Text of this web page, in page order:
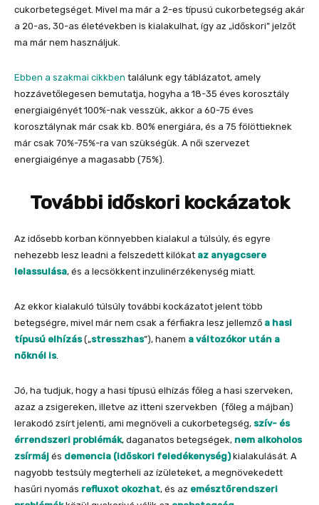
cukorbetegséget. Mivel ma már a 2-es típusú cukorbetegség akár
a 20-as, 30-as életévekben is kialakulhat, így az „időskori” jelzőt
ma már nem használjuk.
Ebben a szakmai cikkben találunk egy táblázatot, amely
hozzávetőlegesen bemutatja, hogyha a 18-35 éves korosztály
energiaigényét 100%-nak vesszük, akkor a 60-75 éves
korosztálynak már csak kb. 80% energiára, és a 75 fölöttieknek
már csak 70%-75%-ra van szükségük. A női szervezet
energiaigénye a magasabb (75%).
További időskori kockázatok
Az idősebb korban könnyebben kialakul a túlsúly, és egyre
nehezebb lesz leadni a felszedett kilókat az anyagcsere
lelassulása, és a lecsökkent inzulinérzékenység miatt.
Az ekkor kialakuló túlsúly további kockázatot jelent több
betegségre, mivel már nem csak a férfiakra lesz jellemző a hasi
típusú elhízás(„stresszhas”), hanem a változókor után a
nőknél is.
Jó, ha tudjuk, hogy a hasi típusú elhízás főleg a hasi szerveken,
azaz a zsigereken, illetve az itteni szervekben (főleg a májban)
lerakodó zsírt jelenti, ami megnöveli a cukorbetegség, szív- és
érrendszeri problémák, daganatos betegségek, nem alkoholos
zsírmáj és demencia (időskori feledékenység)kialakulását. A
nagyobb testsúly megterheli az ízületeket, a megnövekedett
hasűri nyomás refluxot okozhat, és az emésztőrendszeri